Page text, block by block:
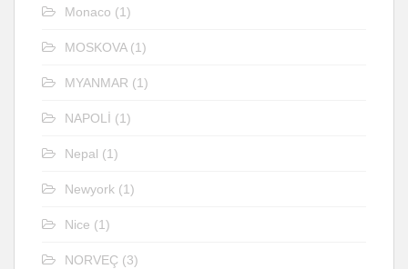
Monaco (1)
MOSKOVA(1)
MYANMAR (1)
NAPOLİ (1)
Nepal (1)
Newyork (1)
Nice (1)
NORVEÇ (3)